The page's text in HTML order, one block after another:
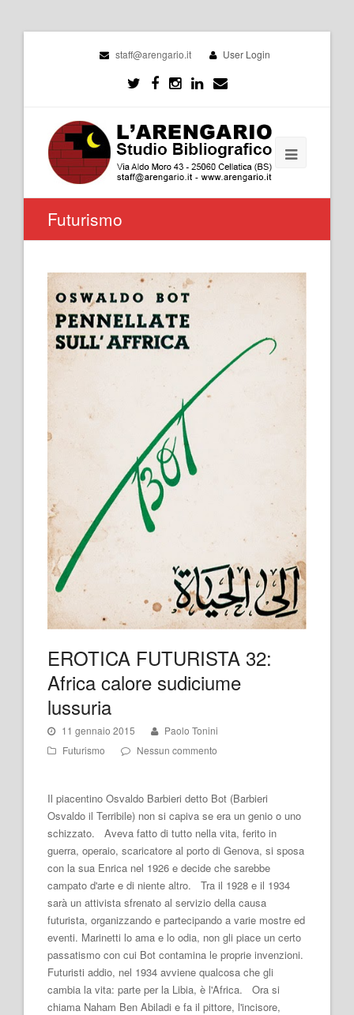
staff@arengario.it User Login
Futurismo
EROTICA FUTURISTA 32:
Africa calore sudiciume
lussuria
11 gennaio 2015
Paolo Tonini
Futurismo
Nessun commento
Il piacentino Osvaldo Barbieri detto Bot (Barbieri
Osvaldo il Terribile) non si capiva se era un genio o uno
schizzato. Aveva fatto di tutto nella vita, ferito in
guerra, operaio, scaricatore al porto di Genova, si sposa
con la sua Enrica nel 1926 e decide che sarebbe
campato d'arte e di niente altro. Tra il 1928 e il 1934
sarà un attivista sfrenato al servizio della causa
futurista, organizzando e partecipando a varie mostre ed
eventi. Marinetti lo ama e lo odia, non gli piace un certo
passatismo con cui Bot contamina le proprie invenzioni.
Futuristi addio, nel 1934 avviene qualcosa che gli
cambia la vita: parte per la Libia, è l'Africa. Ora si
chiama Naham Ben Abiladi e fa il pittore, l'incisore,